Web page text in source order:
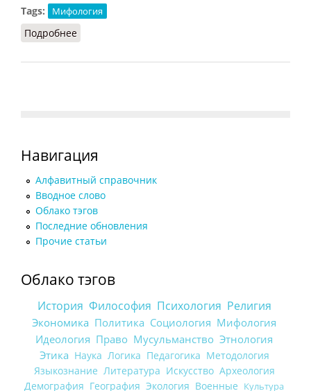
Tags:
Мифология
Подробнее
Навигация
Алфавитный справочник
Вводное слово
Облако тэгов
Последние обновления
Прочие статьи
Облако тэгов
История Философия Психология Религия
Экономика Политика Социология Мифология
Идеология Право Мусульманство Этнология
Этика Наука Логика Педагогика Методология
Языкознание Литература Искусство Археология
Демография География Экология Военные Культура